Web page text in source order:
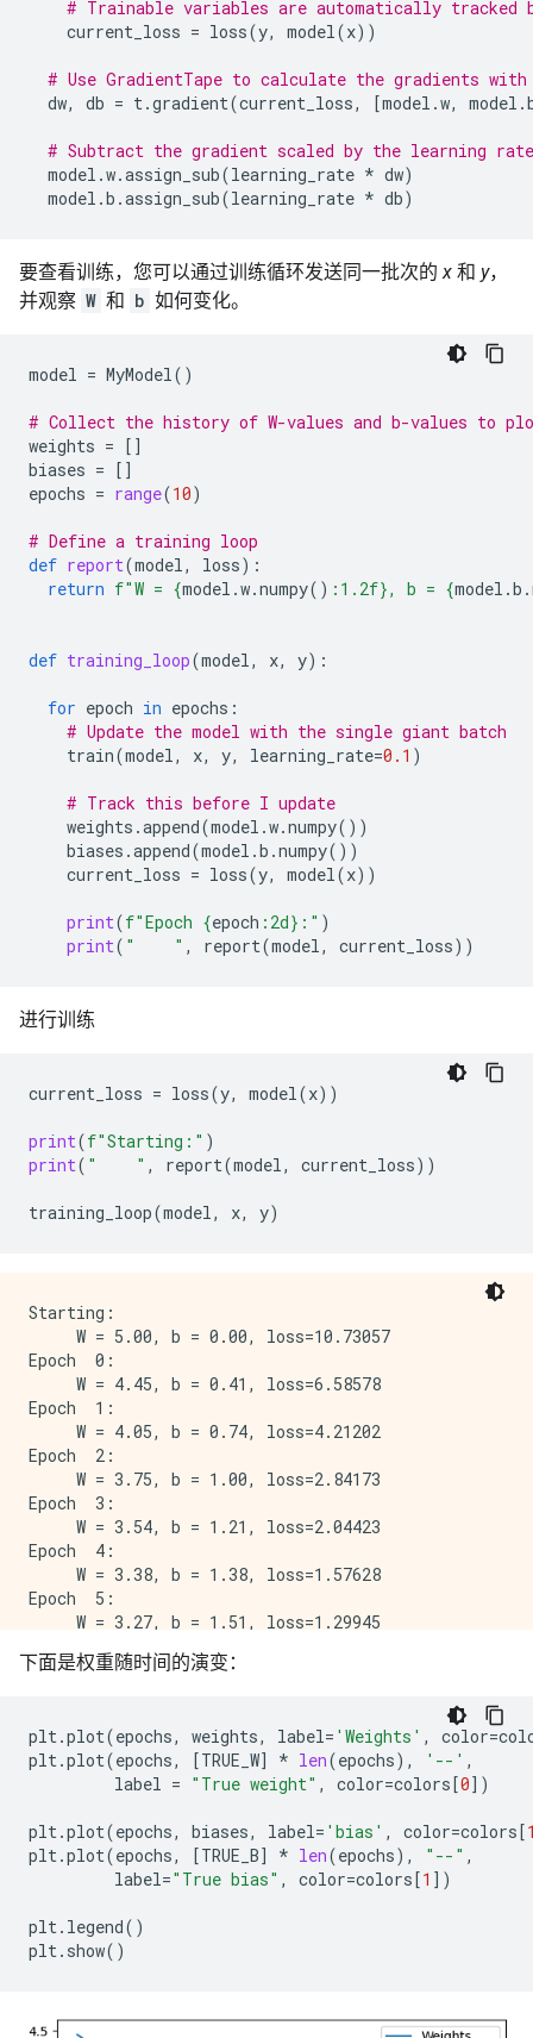
# Trainable variables are automatically tracked
current_loss = loss(y, model(x))
# Use GradientTape to calculate the gradients with
dw, db = t.gradient(current_loss, [model .w, model .
# Subtract the gradient scaled by the learning rate
model .w.assign_sub(learning_rate * dw)
model .b .assign_sub(learning_rate * db)
要查看训练，您可以通过训练循环发送同一批次的x 和 y，
并观察 W 和 b 如何变化。
model = MyModel()
# Collect the history of W-values and b-values to
weights = []
biases = []
epochs = range(10)
# Define a training loop
def report(model, loss):
return f"W = {model .w.numpy() : 1.2f}, b = {model .b .
def training_loop(model, x, y):
for epoch in epochs :
# Update the model with the single giant batch
train(model, x, y, learning_rate=0.1 )
# Track this before I update
weights .append(model .w.numpy())
biases .append(model .b .numpy())
current_loss = loss(y, model(x))
print(f"Epoch {epoch : 2d} :" )
print( "    " , report(model, current_loss))
进行训练
current_loss = loss(y, model(x))
print(f"Starting:" )
print( "    " , report(model, current_loss))
training_loop(model, x, y)
Starting:
     W = 5.00, b = 0.00, loss=10.73057
Epoch  0:
     W = 4.45, b = 0.41, loss=6.58578
Epoch  1:
     W = 4.05, b = 0.74, loss=4.21202
Epoch  2:
     W = 3.75, b = 1.00, loss=2.84173
Epoch  3:
     W = 3.54, b = 1.21, loss=2.04423
Epoch  4:
     W = 3.38, b = 1.38, loss=1.57628
Epoch  5:
     W = 3.27, b = 1.51, loss=1.29945
     W = 3.18, b = 1.62, loss=1.13437
Epoch  8:
     W = 3.08, b = 1.78, loss=0.97515
下面是权重随时间的演变：
plt.plot(epochs, weights, label= 'Weights' , color=
plt.plot(epochs, [TRUE_W] * len(epochs), '--' ,
label = "True weight" , color=colors[0])
plt.plot(epochs, biases, label= 'bias' , color=colors[
plt.plot(epochs, [TRUE_B] * len(epochs), "--" ,
label="True bias" , color=colors[1 ])
plt. legend()
plt. show()